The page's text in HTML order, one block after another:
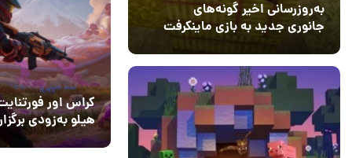
به‌روزرسانی اخیر گونه‌های
جانوری جدید به بازی ماینکرفت
کراس اور
هیلو به‌زودی برگزار
می‌شود